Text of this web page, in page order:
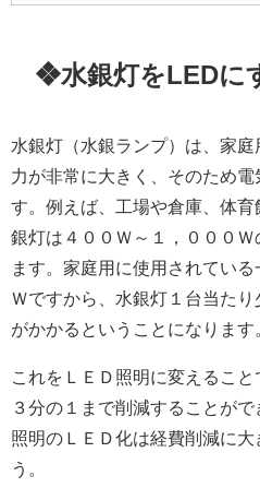
❖水銀灯をLEDに
水銀灯（水銀ランプ）は、家
力が非常に大きく、そのため電
す。例えば、工場や倉庫、体
銀灯は４００Ｗ～１，０００
ます。家庭用に使用されてい
Ｗですから、水銀灯１台当た
がかかるということになります
これをＬＥＤ照明に変えるこ
３分の１まで削減することがで
照明のＬＥＤ化は経費削減に大
う。